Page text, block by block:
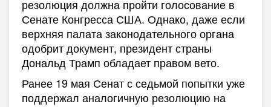
резолюция должна пройти голосование в
Сенате Конгресса США. Однако, даже если
верхняя палата законодательного органа
одобрит документ, президент страны
Дональд Трамп обладает правом вето.
Ранее 19 мая Сенат с седьмой попытки уже
поддержал аналогичную резолюцию на